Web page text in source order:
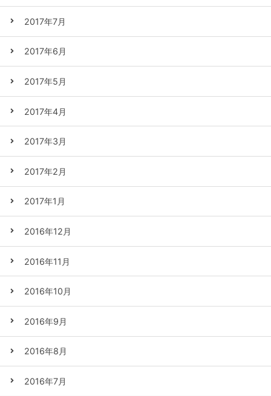
2017年7月
2017年6月
2017年5月
2017年4月
2017年3月
2017年2月
2017年1月
2016年12月
2016年11月
2016年10月
2016年9月
2016年8月
2016年7月